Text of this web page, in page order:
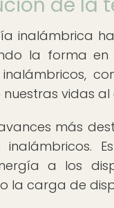
inalámbrica
la forma en
inalámbricos,
vidas
más
inalámbricos.
a los
la carga de